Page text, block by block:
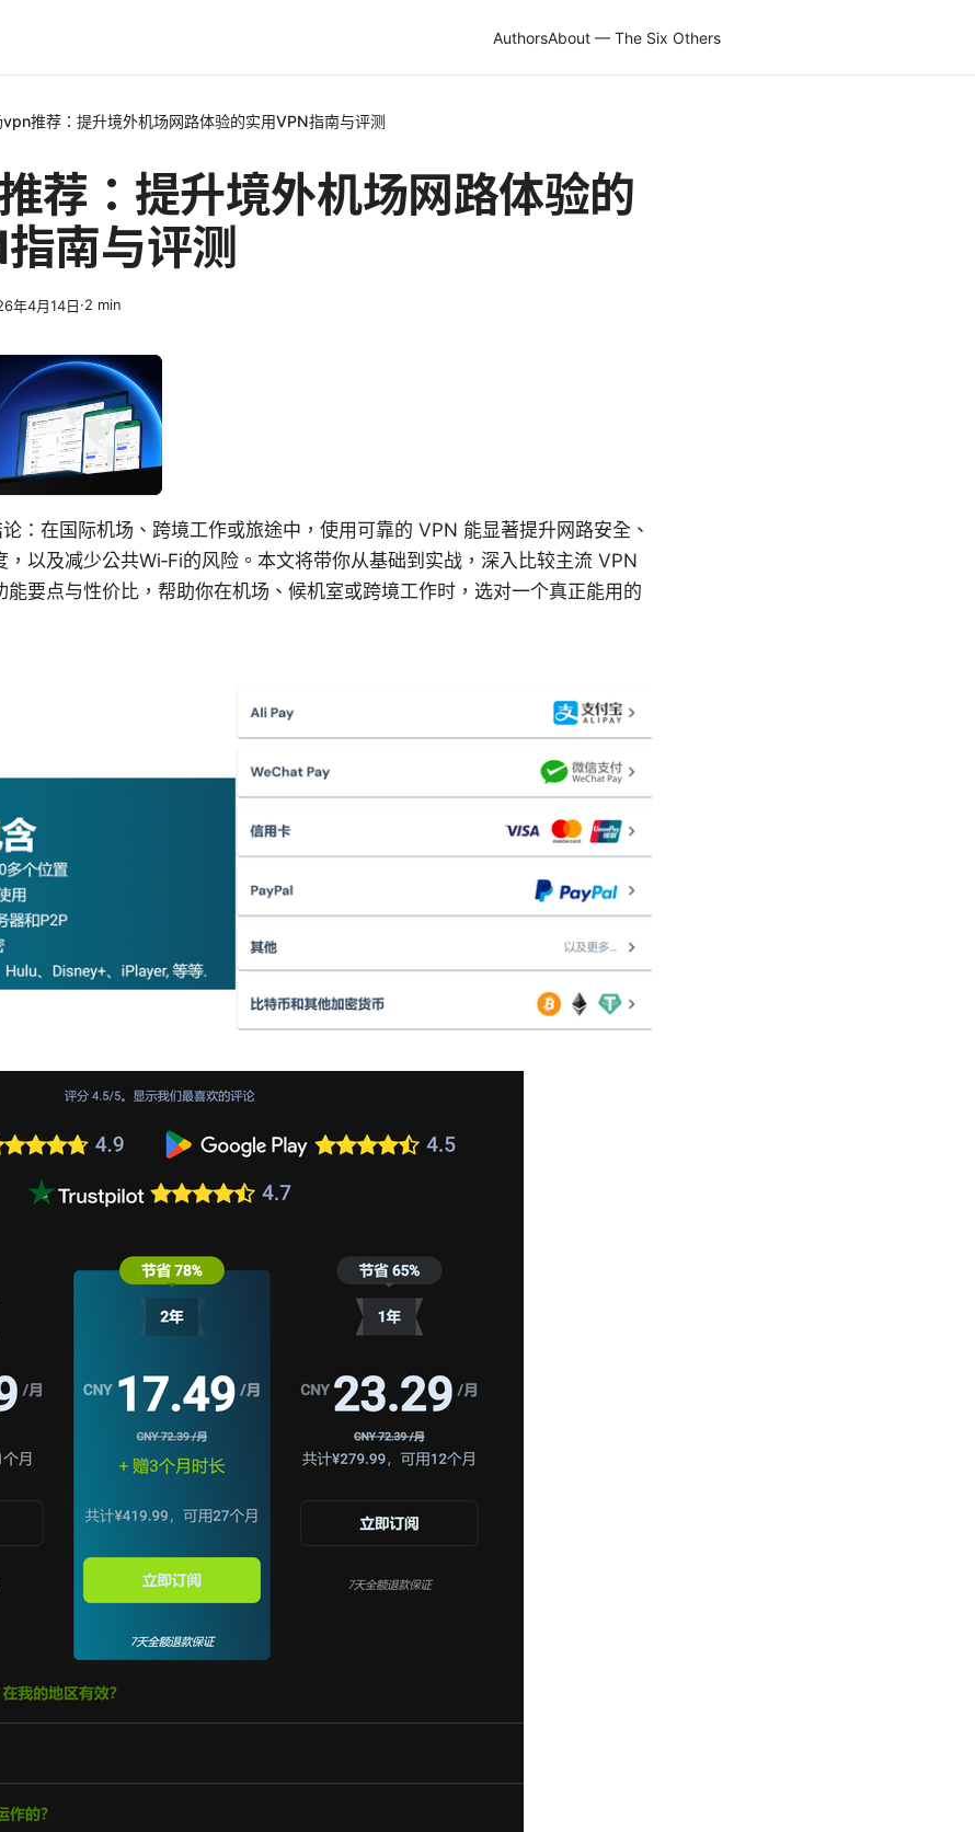
AuthorsAbout — The Six Others
vpn推荐：提升境外机场网路体验的实用VPN指南与评测
荐：提升境外机场网路体验的
南与评测
年4月14日·2 min
：在国际机场、跨境工作或旅途中，使用可靠的 VPN 能显著提升网路安全、
，以及减少公共Wi‑Fi的风险。本文将带你从基础到实战，深入比较主流 VPN
能要点与性价比，帮助你在机场、候机室或跨境工作时，选对一个真正能用的